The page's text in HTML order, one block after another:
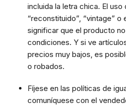
incluida la letra chica. El
“reconstituido”, “vintage” o
significar que el producto
condiciones. Y si ve
precios muy bajos, es
o robados.
Fíjese en las políticas de
comuníquese con el